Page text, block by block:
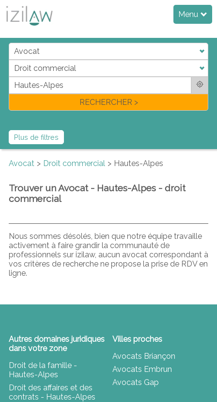
Menu
jdadi
fl
RECHERCHER >
Plus de filtres
Avocat Droit commercial Hautes-Alpes
Trouver un Avocat - Hautes-Alpes - droit
commercial
Nous sommes désolés, bien que notre équipe travaille
activement à faire grandir la communauté de
professionnels sur izilaw, aucun avocat correspondant à
vos critères de recherche ne propose la prise de RDV en
ligne.
Autres domaines juridiques
dans votre zone
Droit de la famille -
Hautes-Alpes
Droit des affaires et des
contrats - Hautes-Alpes
Villes proches
Avocats Briançon
Avocats Embrun
Avocats Gap